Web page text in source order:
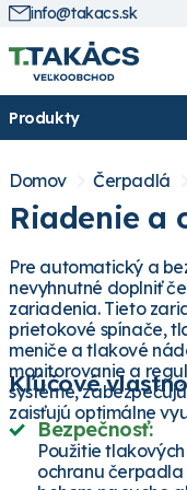
info@takacs.sk
Produkty
Domov Čerpadlá
Riadenie a
Pre automatický a
nevyhnutné doplniť
zariadenia. Tieto
prietokové spínače,
meniče a tlakové
monitorovanie a
systéme,
zaisťujú optimálne
Kľúčové
Bezpečnosť:
Použitie
ochranu čerpadla